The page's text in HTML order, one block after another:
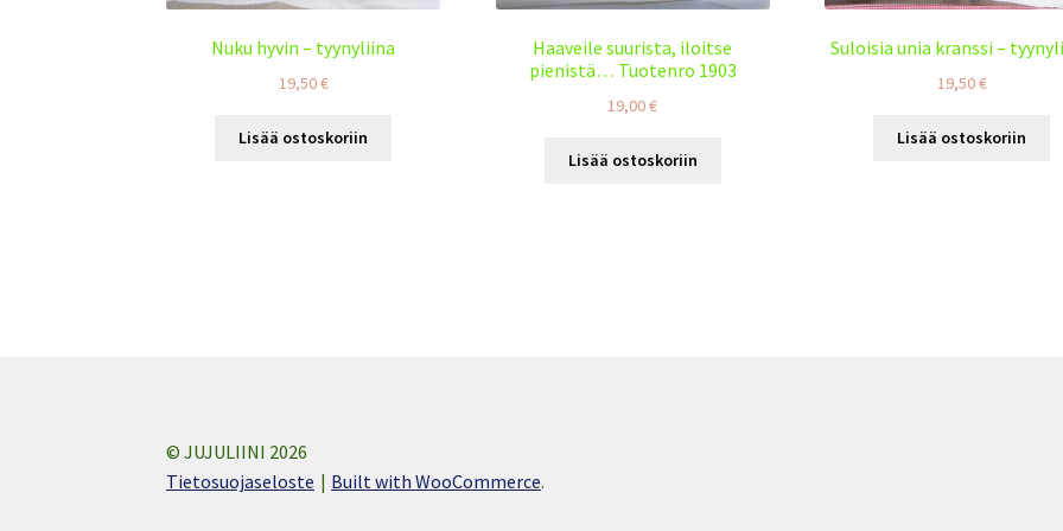
Nuku hyvin – tyynyliina
19,50€
Lisää ostoskoriin
Haaveile suurista, iloitse
pienistä… Tuotenro 1903
19,00€
Lisää ostoskoriin
Suloisia unia kranssi –
19,50€
Lisää ostoskoriin
© JUJULIINI 2026
Tietosuojaseloste
Built with WooCommerce.